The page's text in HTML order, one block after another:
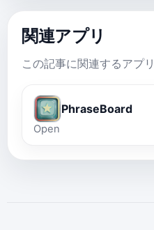
関連アプリ
この記事に関連するアプリ
PhraseBoard
Open